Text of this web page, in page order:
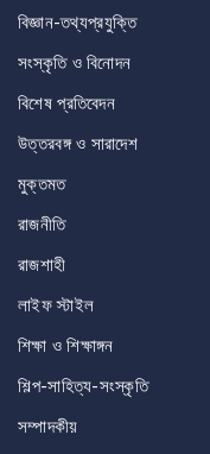
বিজ্ঞান-তথ্যপ্রযুক্তি
সংস্কৃতি ও বিনোদন
বিশেষ প্রতিবেদন
উত্তরবঙ্গ ও সারাদেশ
মুক্তমত
রাজনীতি
রাজশাহী
লাইফ স্টাইল
শিক্ষা ও শিক্ষাঙ্গন
শিল্প-সাহিত্য-সংস্কৃতি
সম্পাদকীয়